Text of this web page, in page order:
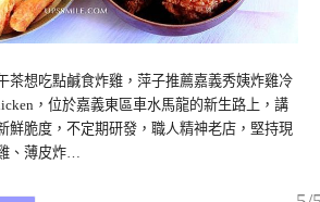
茶想吃點鹹食炸雞，萍子推薦嘉義秀姨炸雞冷
，位於嘉義東區車水馬龍的新生路上，講
鮮脆度，不定期研發，職人精神老店，堅持現
、薄皮炸…